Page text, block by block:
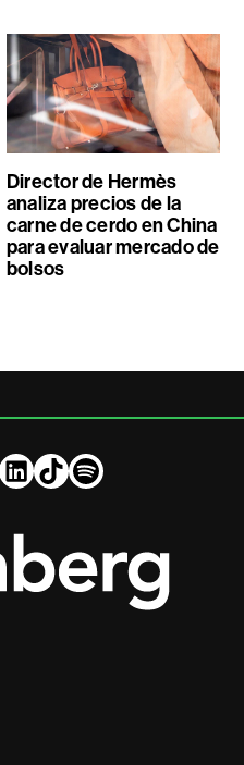
Director de Hermès
analiza precios de la
carne de cerdo en China
para evaluar mercado de
bolsos